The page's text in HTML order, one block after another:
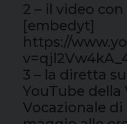
2 – il video
[embedyt]
https://
3 – la diretta
YouTube della
Vocazionale di